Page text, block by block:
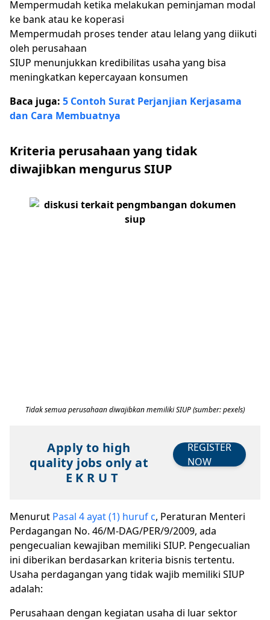
Mempermudah ketika melakukan peminjaman modal
ke bank atau ke koperasi
Mempermudah proses tender atau lelang yang diikuti
oleh perusahaan
SIUP menunjukkan kredibilitas usaha yang bisa
meningkatkan kepercayaan konsumen
Baca juga: 5 Contoh Surat Perjanjian Kerjasama
dan Cara Membuatnya
Kriteria perusahaan yang tidak
diwajibkan mengurus SIUP
Tidak semua perusahaan diwajibkan memiliki SIUP (sumber: pexels)
Apply to high
quality jobs only at
E K R U T
REGISTER
NOW
Menurut Pasal 4 ayat (1) huruf c, Peraturan Menteri
Perdagangan No. 46/M-DAG/PER/9/2009, ada
pengecualian kewajiban memiliki SIUP. Pengecualian
ini diberikan berdasarkan kriteria bisnis tertentu.
Usaha perdagangan yang tidak wajib memiliki SIUP
adalah:
Perusahaan dengan kegiatan usaha di luar sektor